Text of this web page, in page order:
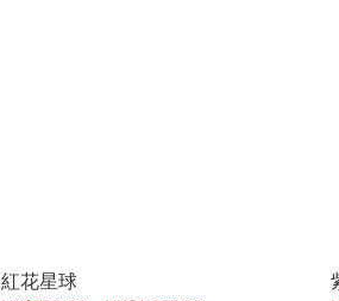
紅花星球